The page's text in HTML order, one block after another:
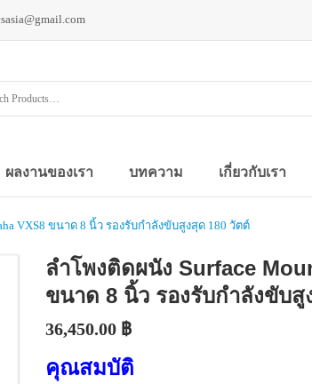
ผลงานของเรา บทความ เกี่ยวกับเรา
VXS8 ขนาด 8 นิ้ว รองรับกำลังขับสูงสุด 180 วัตต์
ลำโพงติดผนัง Surface
ขนาด 8 นิ้ว รองรับกำลังขับสู
36,450.00 ฿
คุณสมบัติ